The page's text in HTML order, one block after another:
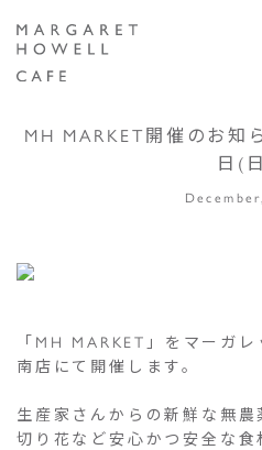
MH MARKET開催のお知
日(
「MH MARKET」をマーガ
南店にて開催します。
生産家さんからの新鮮な無農
切り花など安心かつ安全な食